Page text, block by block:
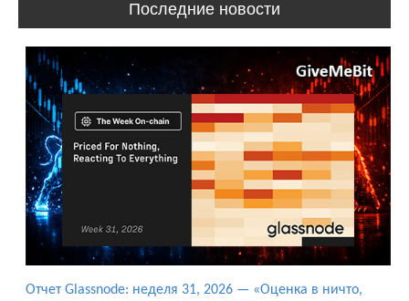
Последние новости
Отчет Glassnode: неделя 31, 2026 — «Оценка в ничто,